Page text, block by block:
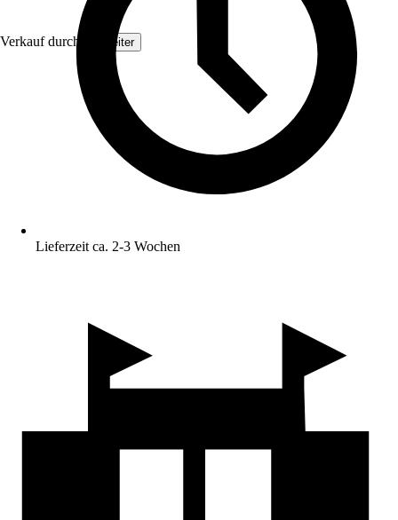
Verkauf durch: Topleiter
Lieferzeit ca. 2-3 Wochen